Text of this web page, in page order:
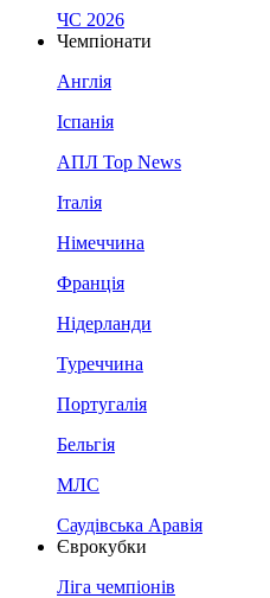
ЧС 2026
Чемпіонати
Англія
Іспанія
АПЛ Top News
Італія
Німеччина
Франція
Нідерланди
Туреччина
Португалія
Бельгія
МЛС
Саудівська Аравія
Єврокубки
Ліга чемпіонів